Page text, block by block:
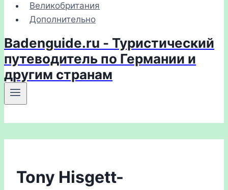
Великобритания
Дополнительно
Badenguide.ru - Туристический
путеводитель по Германии и
другим странам
Tony Hisgett-